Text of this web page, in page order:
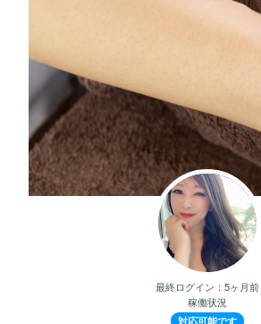
最終ログイン： 5ヶ月前
稼働状況
対応可能です